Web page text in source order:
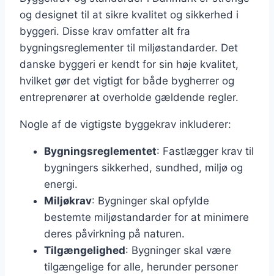
og designet til at sikre kvalitet og sikkerhed i
byggeri. Disse krav omfatter alt fra
bygningsreglementer til miljøstandarder. Det
danske byggeri er kendt for sin høje kvalitet,
hvilket gør det vigtigt for både bygherrer og
entreprenører at overholde gældende regler.
Nogle af de vigtigste byggekrav inkluderer:
Bygningsreglementet: Fastlægger krav til
bygningers sikkerhed, sundhed, miljø og
energi.
Miljøkrav: Bygninger skal opfylde
bestemte miljøstandarder for at minimere
deres påvirkning på naturen.
Tilgængelighed: Bygninger skal være
tilgængelige for alle, herunder personer